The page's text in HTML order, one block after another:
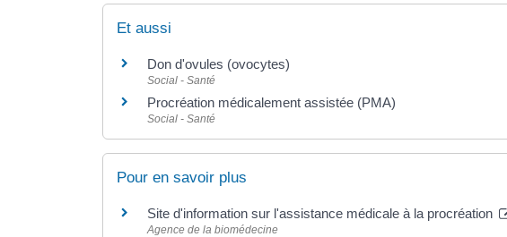
Et aussi
Don d'ovules (ovocytes)
Social - Santé
Procréation médicalement assistée (PMA)
Social - Santé
Pour en savoir plus
Site d'information sur l'assistance médicale à la procréation
Agence de la biomédecine